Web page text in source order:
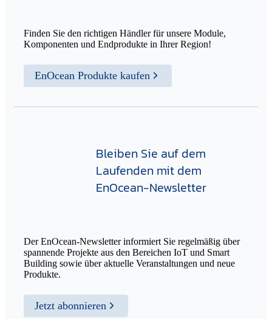
Finden Sie den richtigen Händler für unsere Module,
Komponenten und Endprodukte in Ihrer Region!
EnOcean Produkte kaufen
Bleiben Sie auf dem
Laufenden mit dem
EnOcean-Newsletter
Der EnOcean-Newsletter informiert Sie regelmäßig über
spannende Projekte aus den Bereichen IoT und Smart
Building sowie über aktuelle Veranstaltungen und neue
Produkte.
Jetzt abonnieren